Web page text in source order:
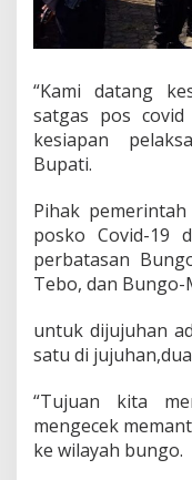
“Kami datang
satgas pos
kesiapan
Bupati.
Pihak
posko Covid-19
perbatasan
Tebo, dan Bungo-
untuk dijujuhan
satu di
“Tujuan kita
mengecek
ke wilayah bungo.